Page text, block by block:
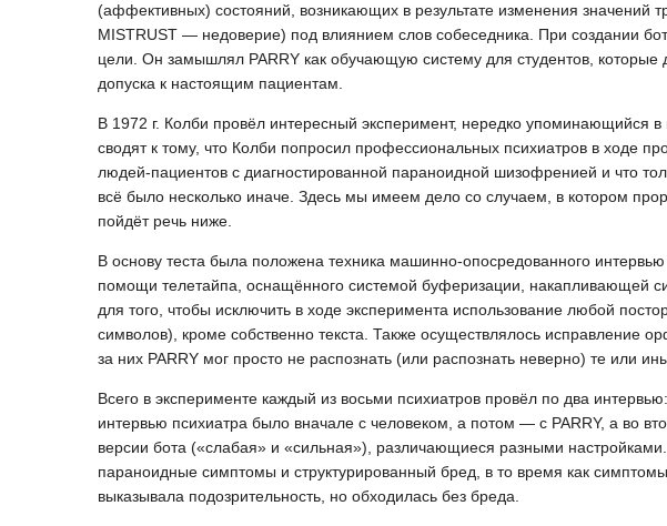
(аффективных) состояний, возникающих в результате изменения
MISTRUST — недоверие) под влиянием слов собеседника. При создании
цели. Он замышлял PARRY как обучающую систему для студентов,
допуска к настоящим пациентам.
В 1972 г. Колби провёл интересный эксперимент, нередко упоминающийся
сводят к тому, что Колби попросил профессиональных психиатров в ходе
людей-пациентов с диагностированной параноидной шизофренией и что
всё было несколько иначе. Здесь мы имеем дело со случаем, в котором
пойдёт речь ниже.
В основу теста была положена техника машинно-опосредованного
помощи телетайпа, оснащённого системой буферизации, накапливающей
для того, чтобы исключить в ходе эксперимента использование любой
символов), кроме собственно текста. Также осуществлялось исправление
за них PARRY мог просто не распознать (или распознать неверно) те или
Всего в эксперименте каждый из восьми психиатров провёл по два
интервью психиатра было вначале с человеком, а потом — с PARRY, а во
версии бота («слабая» и «сильная»), различающиеся разными
параноидные симптомы и структурированный бред, в то время как
выказывала подозрительность, но обходилась без бреда.